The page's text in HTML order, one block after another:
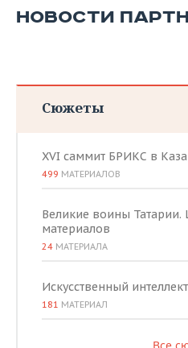
НОВОСТИ
Сюжеты
XVI саммит БРИКС в
499 МАТЕРИАЛОВ
Великие воины Татарии.
материалов
24 МАТЕРИАЛА
Искусственный интеллект
181 МАТЕРИАЛ